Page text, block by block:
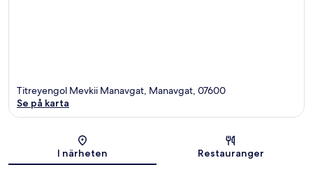
Titreyengol Mevkii Manavgat, Manavgat, 07600
Se på karta
I närheten Restauranger